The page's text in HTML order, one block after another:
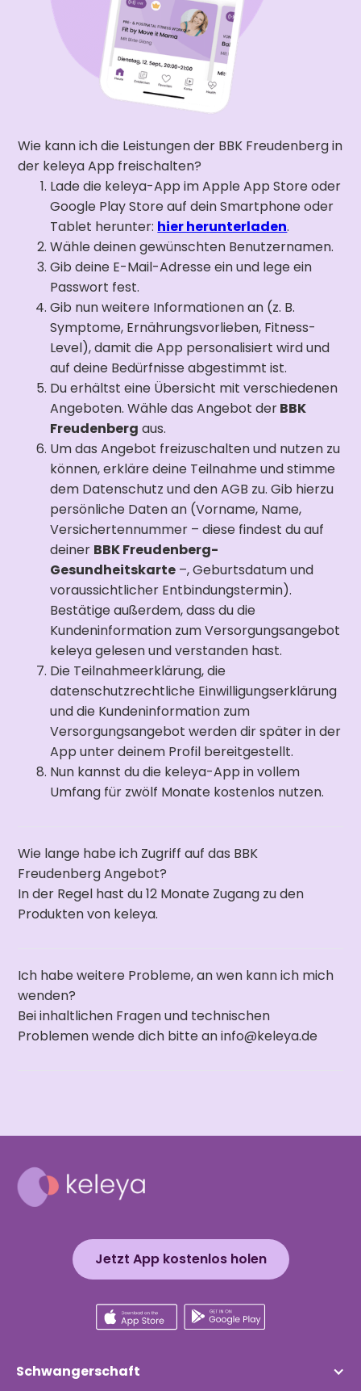
Wie kann ich die Leistungen der BBK Freudenberg in
der keleya App freischalten?
Lade die keleya-App im Apple App Store oder
Google Play Store auf dein Smartphone oder
Tablet herunter: hier herunterladen.
Wähle deinen gewünschten Benutzernamen.
Gib deine E-Mail-Adresse ein und lege ein
Passwort fest.
Gib nun weitere Informationen an (z. B.
Symptome, Ernährungsvorlieben, Fitness-
Level), damit die App personalisiert wird und
auf deine Bedürfnisse abgestimmt ist.
Du erhältst eine Übersicht mit verschiedenen
Angeboten. Wähle das Angebot derBBK
Freudenberg aus.
Um das Angebot freizuschalten und nutzen zu
können, erkläre deine Teilnahme und stimme
dem Datenschutz und den AGB zu. Gib hierzu
persönliche Daten an (Vorname, Name,
Versichertennummer – diese findest du auf
deiner BBK Freudenberg-
Gesundheitskarte –, Geburtsdatum und
voraussichtlicher Entbindungstermin).
Bestätige außerdem, dass du die
Kundeninformation zum Versorgungsangebot
keleya gelesen und verstanden hast.
Die Teilnahmeerklärung, die
datenschutzrechtliche Einwilligungserklärung
und die Kundeninformation zum
Versorgungsangebot werden dir später in der
App unter deinem Profil bereitgestellt.
Nun kannst du die keleya-App in vollem
Umfang für zwölf Monate kostenlos nutzen.
Wie lange habe ich Zugriff auf das BBK
Freudenberg Angebot?
In der Regel hast du 12 Monate Zugang zu den
Produkten von keleya.
Ich habe weitere Probleme, an wen kann ich mich
wenden?
Bei inhaltlichen Fragen und technischen
Problemen wende dich bitte an info@keleya.de
Jetzt App kostenlos holen
Schwangerschaft